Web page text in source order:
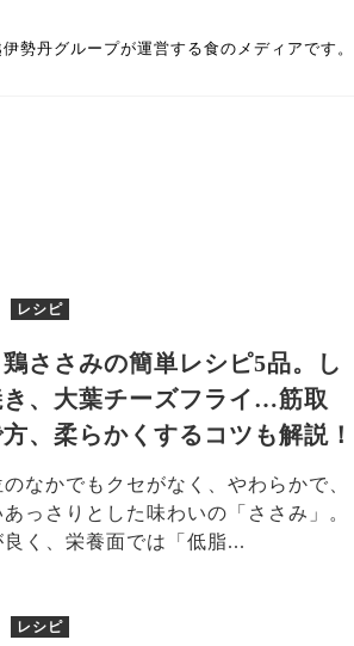
勢丹グループが運営する食のメディアです。
レシピ
鶏ささみの簡単レシピ5品。し
き、大葉チーズフライ…筋取
、柔らかくするコツも解説！
なかでもクセがなく、やわらかで、
っさりとした味わいの「ささみ」。
く、栄養面では「低脂...
レシピ